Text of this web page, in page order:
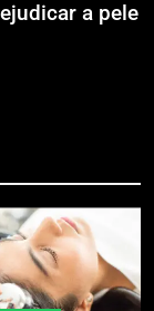
Catarinense